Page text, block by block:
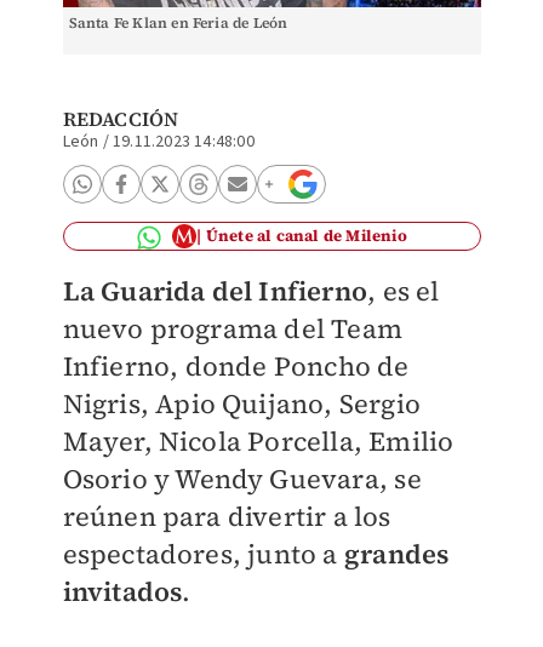
Santa Fe Klan en Feria de León
REDACCIÓN
León /19.11.2023 14:48:00
Únete al canal de Milenio
La Guarida del Infierno, es el
nuevo programa del Team
Infierno, donde Poncho de
Nigris, Apio Quijano, Sergio
Mayer, Nicola Porcella, Emilio
Osorio y Wendy Guevara, se
reúnen para divertir a los
espectadores, junto a grandes
invitados.